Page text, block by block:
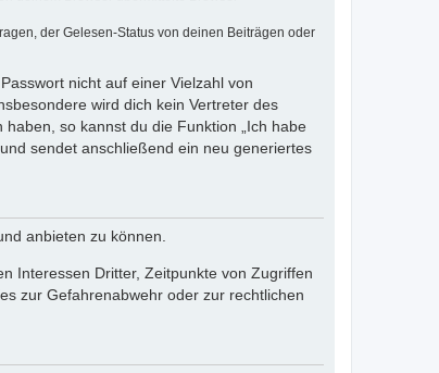
der Gelesen-Status von deinen Beiträgen oder
nicht auf einer Vielzahl von
wird dich kein Vertreter des
so kannst du die Funktion „Ich habe
sendet anschließend ein neu generiertes
anbieten zu können.
Interessen Dritter, Zeitpunkte von Zugriffen
zur Gefahrenabwehr oder zur rechtlichen